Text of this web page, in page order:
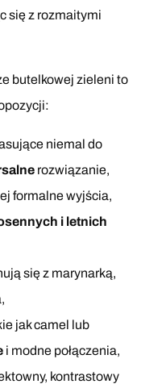
się z rozmaitymi
butelkowej zieleni to
niemal do
rozwiązanie,
formalne wyjścia,
i letnich
się z marynarką,
jak camel lub
i modne połączenia,
kontrastowy